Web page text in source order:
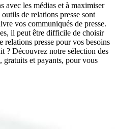
avec les médias et à maximiser
de relations presse sont
vos communiqués de presse.
il peut être difficile de choisir
presse pour vos besoins
? Découvrez notre sélection des
gratuits et payants, pour vous